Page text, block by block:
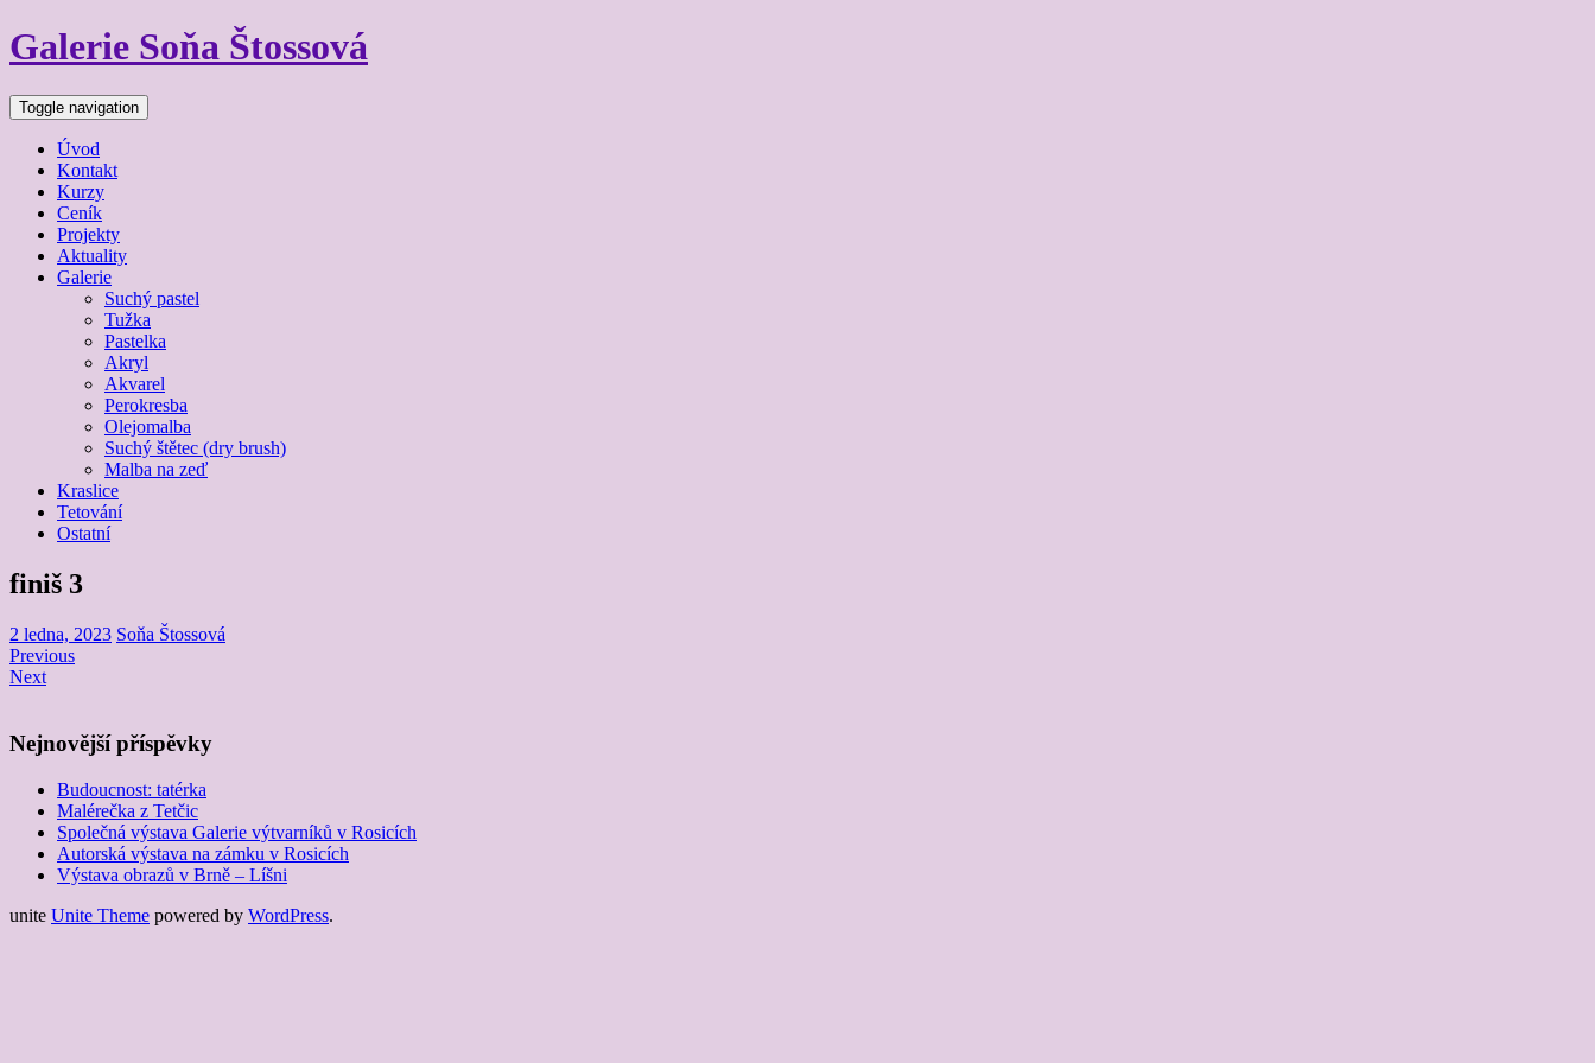
Galerie Soňa Štossová
Toggle navigation
Úvod
Kontakt
Kurzy
Ceník
Projekty
Aktuality
Galerie
Suchý pastel
Tužka
Pastelka
Akryl
Akvarel
Perokresba
Olejomalba
Suchý štětec (dry brush)
Malba na zeď
Kraslice
Tetování
Ostatní
finiš 3
2 ledna, 2023 Soňa Štossová
Previous
Next
Nejnovější příspěvky
Budoucnost: tatérka
Malérečka z Tetčic
Společná výstava Galerie výtvarníků v Rosicích
Autorská výstava na zámku v Rosicích
Výstava obrazů v Brně – Líšni
unite Unite Theme powered by WordPress.